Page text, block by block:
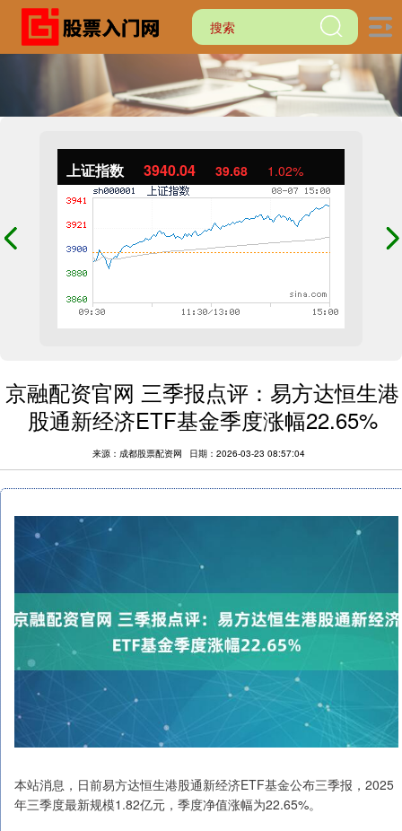
上证指数 3940.04 39.68 1.02%
京融配资官网 三季报点评：易方达恒生港
股通新经济ETF基金季度涨幅22.65%
来源：成都股票配资网 日期：2026-03-23 08:57:04
本站消息，日前易方达恒生港股通新经济ETF基金公布三季报，2025
年三季度最新规模1.82亿元，季度净值涨幅为22.65%。